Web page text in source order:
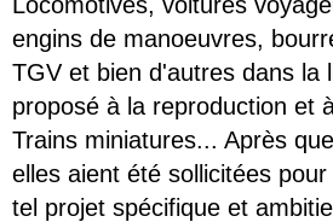
engins de manoeuvres,
TGV et bien d'autres dans la
proposé à la reproduction et
Trains miniatures... Après
elles aient été sollicitées
tel projet spécifique et